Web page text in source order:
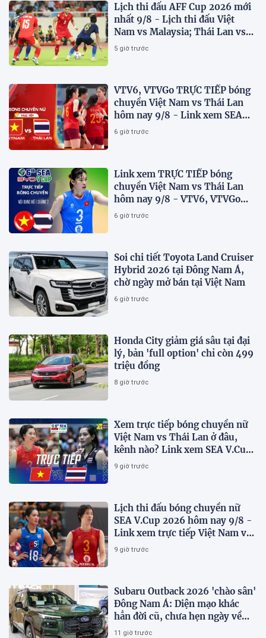
Lịch thi đấu AFF Cup 2026 mới
nhất 9/8 - Lịch thi đấu Việt
Nam vs Malaysia; Thái Lan vs
Singapore
5 giờ trước
VTV6, VTVGo TRỰC TIẾP bóng
chuyền Việt Nam vs Thái Lan
hôm nay 9/8 - Link xem SEA
V.Cup 2026 mới nhất
6 giờ trước
Link xem TRỰC TIẾP bóng
chuyền Việt Nam vs Thái Lan
hôm nay 9/8 - VTV6, VTVGo
trực tiếp SEA V.Cup 2026 mới
6 giờ trước
Soi chi tiết Toyota Land Cruiser
Hybrid 2026 tại Đông Nam Á,
chờ ngày mở bán tại Việt Nam
6 giờ trước
Honda City giảm giá sâu tại đại
lý, bản 'full option' chỉ còn 499
triệu đồng
8 giờ trước
Xem trực tiếp bóng chuyền nữ
Việt Nam vs Thái Lan ở đâu,
kênh nào? Link xem SEA V.Cup
2026 mới nhất
9 giờ trước
Lịch thi đấu bóng chuyền nữ
SEA V.Cup 2026 hôm nay 9/8 -
Link xem trực tiếp Việt Nam vs
Thái Lan
9 giờ trước
Subaru Outback 2026 'chào sân'
Đông Nam Á: Diện mạo khác
hẳn đời cũ, chưa hẹn ngày về
Việt Nam
11 giờ trước